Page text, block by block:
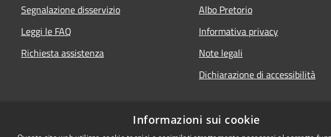
Segnalazione disservizio
Leggi le FAQ
Richiesta assistenza
Albo Pretorio
Informativa privacy
Note legali
Dichiarazione di accessibilità
Informazioni sui cookie